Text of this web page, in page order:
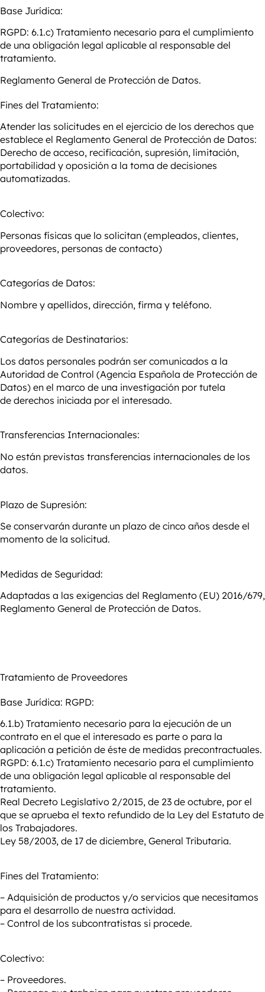
Base Jurídica:
RGPD: 6.1.c) Tratamiento necesario para el cumplimiento
de una obligación legal aplicable al responsable del
tratamiento.
Reglamento General de Protección de Datos.
Fines del Tratamiento:
Atender las solicitudes en el ejercicio de los derechos que
establece el Reglamento General de Protección de Datos:
Derecho de acceso, recificación, supresión, limitación,
portabilidad y oposición a la toma de decisiones
automatizadas.
Colectivo:
Personas físicas que lo solicitan (empleados, clientes,
proveedores, personas de contacto)
Categorías de Datos:
Nombre y apellidos, dirección, firma y teléfono.
Categorías de Destinatarios:
Los datos personales podrán ser comunicados a la
Autoridad de Control (Agencia Española de Protección de
Datos) en el marco de una investigación por tutela
de derechos iniciada por el interesado.
Transferencias Internacionales:
No están previstas transferencias internacionales de los
datos.
Plazo de Supresión:
Se conservarán durante un plazo de cinco años desde el
momento de la solicitud.
Medidas de Seguridad:
Adaptadas a las exigencias del Reglamento (EU) 2016/679,
Reglamento General de Protección de Datos.
Tratamiento de Proveedores
Base Jurídica: RGPD:
6.1.b) Tratamiento necesario para la ejecución de un
contrato en el que el interesado es parte o para la
aplicación a petición de éste de medidas precontractuales.
RGPD: 6.1.c) Tratamiento necesario para el cumplimiento
de una obligación legal aplicable al responsable del
tratamiento.
Real Decreto Legislativo 2/2015, de 23 de octubre, por el
que se aprueba el texto refundido de la Ley del Estatuto de
los Trabajadores.
Ley 58/2003, de 17 de diciembre, General Tributaria.
Fines del Tratamiento:
– Adquisición de productos y/o servicios que necesitamos
para el desarrollo de nuestra actividad.
– Control de los subcontratistas si procede.
Colectivo:
– Proveedores.